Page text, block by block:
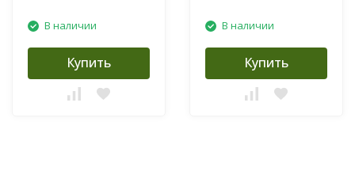
В наличии
Купить
В наличии
Купить